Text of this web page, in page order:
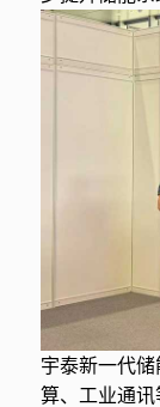
宇泰新一代
算、工业通